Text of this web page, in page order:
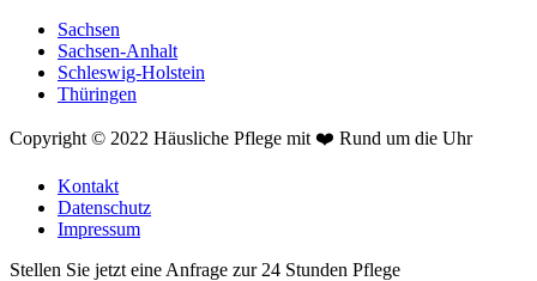
Sachsen
Sachsen-Anhalt
Schleswig-Holstein
Thüringen
Copyright © 2022 Häusliche Pflege mit ❤️ Rund um die Uhr
Kontakt
Datenschutz
Impressum
Stellen Sie jetzt eine Anfrage zur 24 Stunden Pflege